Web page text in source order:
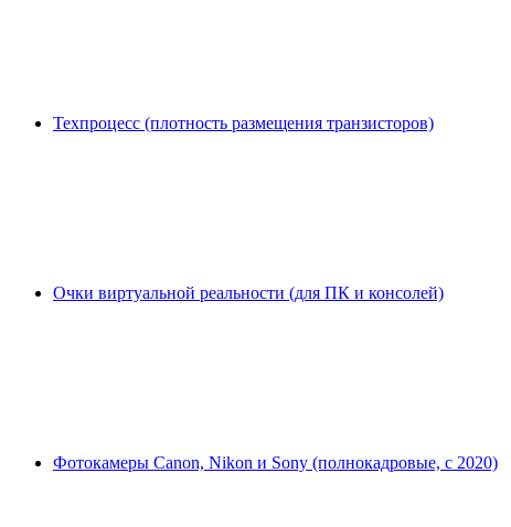
Техпроцесс (плотность размещения транзисторов)
Очки виртуальной реальности (для ПК и консолей)
Фотокамеры Canon, Nikon и Sony (полнокадровые, с 2020)